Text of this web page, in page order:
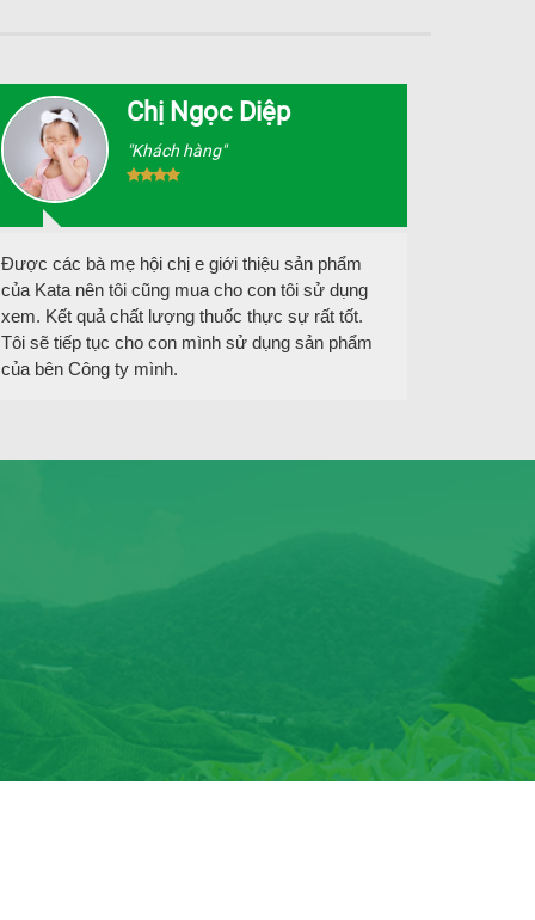
Chị Ngọc Diệp
"Khách hàng"
Được các bà mẹ hội chị e giới thiệu sản phẩm
của Kata nên tôi cũng mua cho con tôi sử dụng
xem. Kết quả chất lượng thuốc thực sự rất tốt.
Tôi sẽ tiếp tục cho con mình sử dụng sản phẩm
của bên Công ty mình.